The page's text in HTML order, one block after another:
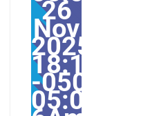
26
Nov
2025
18:13:55
-0500-
05:00-